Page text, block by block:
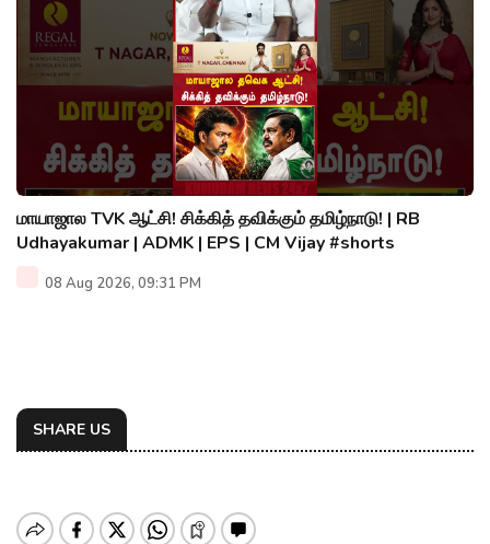
மாயாஜால TVK ஆட்சி! சிக்கித் தவிக்கும் தமிழ்நாடு! | RB
Udhayakumar | ADMK | EPS | CM Vijay #shorts
08 Aug 2026, 09:31 PM
SHARE US